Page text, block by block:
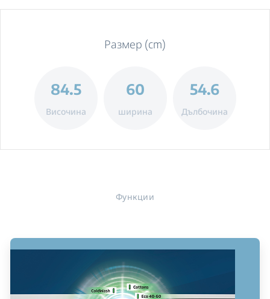
Размер (cm)
84.5
Височина
60
ширина
54.6
Дълбочина
Функции